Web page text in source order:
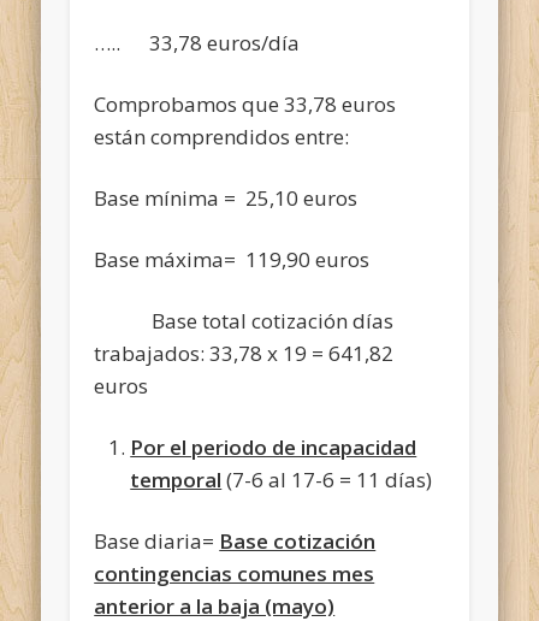
….. 33,78 euros/día
Comprobamos que 33,78 euros
están comprendidos entre:
Base mínima = 25,10 euros
Base máxima= 119,90 euros
Base total cotización días
trabajados: 33,78 x 19 = 641,82
euros
Por el periodo de incapacidad
temporal (7-6 al 17-6 = 11 días)
Base diaria= Base cotización
contingencias comunes mes
anterior a la baja (mayo)